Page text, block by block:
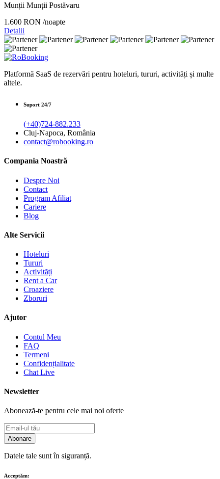
Munții Munții Postăvaru
1.600 RON /noapte
Detalii
Platformă SaaS de rezervări pentru hoteluri, tururi, activități și multe
altele.
Suport 24/7
(+40)724-882.233
Cluj-Napoca, România
contact@robooking.ro
Compania Noastră
Despre Noi
Contact
Program Afiliat
Cariere
Blog
Alte Servicii
Hoteluri
Tururi
Activități
Rent a Car
Croaziere
Zboruri
Ajutor
Contul Meu
FAQ
Termeni
Confidențialitate
Chat Live
Newsletter
Abonează-te pentru cele mai noi oferte
Abonare
Datele tale sunt în siguranță.
Acceptăm: